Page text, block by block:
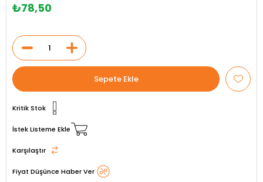
₺78,50
Kritik Stok
İstek Listeme Ekle
Karşılaştır
Fiyat Düşünce Haber Ver